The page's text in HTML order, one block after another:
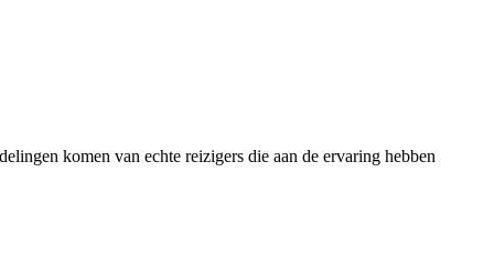
komen van echte reizigers die aan de ervaring hebben